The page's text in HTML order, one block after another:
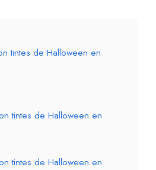
tintes de Halloween en
tintes de Halloween en
tintes de Halloween en